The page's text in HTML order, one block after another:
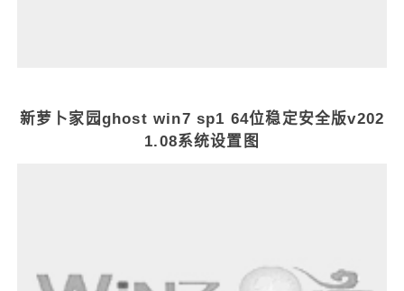
新萝卜家园ghost win7 sp1 64位稳定安全版v202
1.08系统设置图